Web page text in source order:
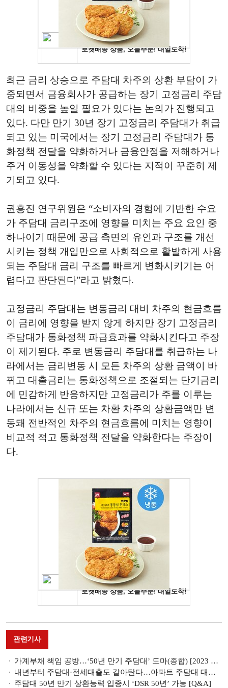
최근 금리 상승으로 주담대 차주의 상환 부담이 가
중되면서 금융회사가 공급하는 장기 고정금리 주담
대의 비중을 높일 필요가 있다는 논의가 진행되고
있다. 다만 만기 30년 장기 고정금리 주담대가 취급
되고 있는 미국에서는 장기 고정금리 주담대가 통
화정책 전달을 약화하거나 금융안정을 저해하거나
주거 이동성을 약화할 수 있다는 지적이 꾸준히 제
기되고 있다.
권흥진 연구위원은 “소비자의 경험에 기반한 수요
가 주담대 금리구조에 영향을 미치는 주요 요인 중
하나이기 때문에 공급 측면의 유인과 구조를 개선
시키는 정책 개입만으로 사회적으로 활발하게 사용
되는 주담대 금리 구조를 빠르게 변화시키기는 어
렵다고 판단된다”라고 밝혔다.
고정금리 주담대는 변동금리 대비 차주의 현금흐름
이 금리에 영향을 받지 않게 하지만 장기 고정금리
주담대가 통화정책 파급효과를 약화시킨다고 주장
이 제기된다. 주로 변동금리 주담대를 취급하는 나
라에서는 금리변동 시 모든 차주의 상환 금액이 바
뀌고 대출금리는 통화정책으로 조절되는 단기금리
에 민감하게 반응하지만 고정금리가 주를 이루는
나라에서는 신규 또는 차환 차주의 상환금액만 변
동돼 전반적인 차주의 현금흐름에 미치는 영향이
비교적 적고 통화정책 전달을 약화한다는 주장이
다.
관련기사
가계부채 책임 공방…‘50년 만기 주담대’ 도마(종합) [2023 국감]
내년부터 주담대·전세대출도 갈아탄다…아파트 주담대 대환 우선 구축 [원스톱 대출 갈아타기]
주담대 50년 만기 상환능력 입증시 ‘DSR 50년’ 가능 [Q&A]